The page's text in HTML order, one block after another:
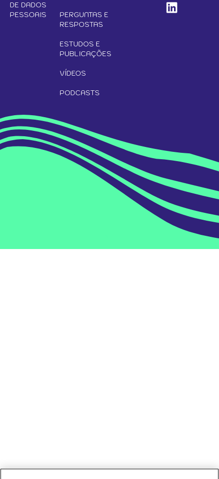
DE DADOS
PESSOAIS
PERGUNTAS E
RESPOSTAS
ESTUDOS E
PUBLICAÇÕES
VÍDEOS
PODCASTS